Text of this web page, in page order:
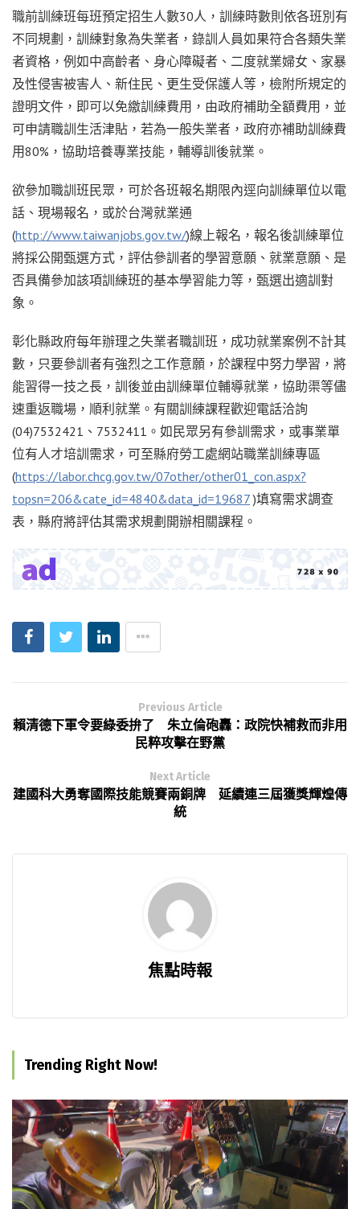
職前訓練班每班預定招生人數30人，訓練時數則依各班別有
不同規劃，訓練對象為失業者，錄訓人員如果符合各類失業
者資格，例如中高齡者、身心障礙者、二度就業婦女、家暴
及性侵害被害人、新住民、更生受保護人等，檢附所規定的
證明文件，即可以免繳訓練費用，由政府補助全額費用，並
可申請職訓生活津貼，若為一般失業者，政府亦補助訓練費
用80%，協助培養專業技能，輔導訓後就業。
欲參加職訓班民眾，可於各班報名期限內逕向訓練單位以電
話、現場報名，或於台灣就業通
(http://www.taiwanjobs.gov.tw/)線上報名，報名後訓練單位
將採公開甄選方式，評估參訓者的學習意願、就業意願、是
否具備參加該項訓練班的基本學習能力等，甄選出適訓對
象。
彰化縣政府每年辦理之失業者職訓班，成功就業案例不計其
數，只要參訓者有強烈之工作意願，於課程中努力學習，將
能習得一技之長，訓後並由訓練單位輔導就業，協助渠等儘
速重返職場，順利就業。有關訓練課程歡迎電話洽詢
(04)7532421、7532411。如民眾另有參訓需求，或事業單
位有人才培訓需求，可至縣府勞工處網站職業訓練專區
(https://labor.chcg.gov.tw/07other/other01_con.aspx?
topsn=206&cate_id=4840&data_id=19687)填寫需求調查
表，縣府將評估其需求規劃開辦相關課程。
Previous Article
賴清德下軍令要綠委拚了 朱立倫砲轟：政院快補救而非用
民粹攻擊在野黨
Next Article
建國科大勇奪國際技能競賽兩銅牌 延續連三屆獲獎輝煌傳
統
焦點時報
Trending Right Now!